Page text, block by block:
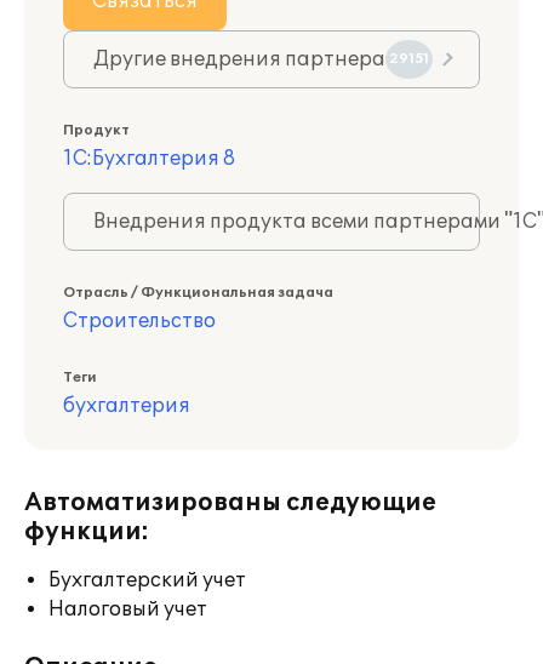
Другие внедрения партнера 29151
Продукт
1С:Бухгалтерия 8
Внедрения продукта всеми партнерами
Отрасль / Функциональная задача
Строительство
Теги
бухгалтерия
Автоматизированы следующие
функции:
Бухгалтерский учет
Налоговый учет